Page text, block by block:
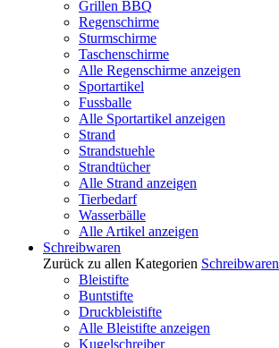
Grillen BBQ
Regenschirme
Sturmschirme
Taschenschirme
Alle Regenschirme anzeigen
Sportartikel
Fussballe
Alle Sportartikel anzeigen
Strand
Strandstuehle
Strandtücher
Alle Strand anzeigen
Tierbedarf
Wasserbälle
Alle Artikel anzeigen
Schreibwaren
Zurück zu allen Kategorien Schreibwaren
Bleistifte
Buntstifte
Druckbleistifte
Alle Bleistifte anzeigen
Kugelschreiber